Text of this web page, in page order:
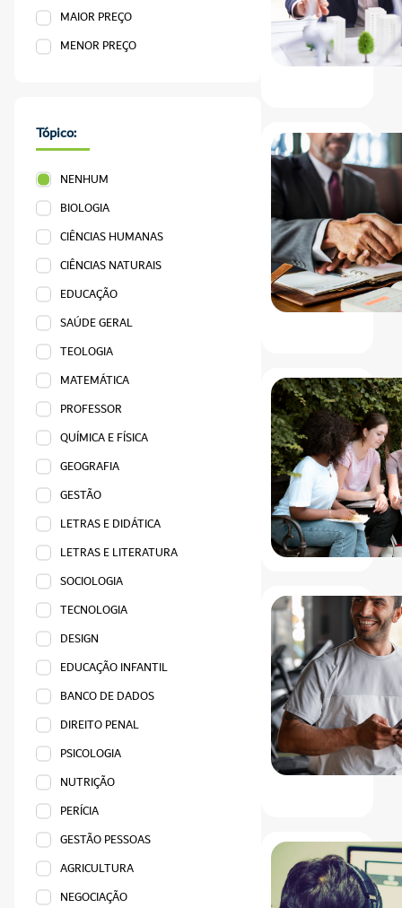
MAIOR PREÇO
MENOR PREÇO
Tópico:
NENHUM
BIOLOGIA
CIÊNCIAS HUMANAS
CIÊNCIAS NATURAIS
EDUCAÇÃO
SAÚDE GERAL
TEOLOGIA
MATEMÁTICA
PROFESSOR
QUÍMICA E FÍSICA
GEOGRAFIA
GESTÃO
LETRAS E DIDÁTICA
LETRAS E LITERATURA
SOCIOLOGIA
TECNOLOGIA
DESIGN
EDUCAÇÃO INFANTIL
BANCO DE DADOS
DIREITO PENAL
PSICOLOGIA
NUTRIÇÃO
PERÍCIA
GESTÃO PESSOAS
AGRICULTURA
NEGOCIAÇÃO